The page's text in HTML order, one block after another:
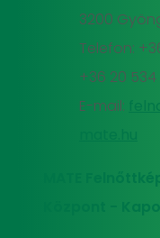
3200
Telefon:
+36 20
E-mail:
MATE
Központ -